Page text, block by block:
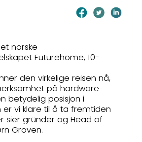
norske
Futurehome, 10-
den virkelige reisen nå,
på hardware-
betydelig posisjon i
er vi klare til å ta fremtiden
sier gründer og Head of
Groven.